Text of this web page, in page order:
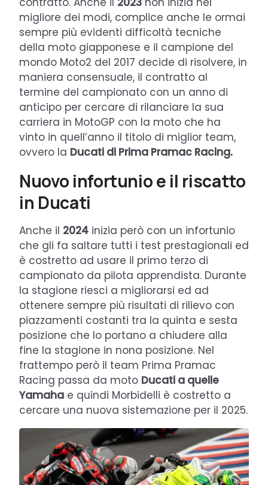
migliore dei modi, complice anche le ormai
sempre più evidenti difficoltà tecniche
della moto giapponese e il campione del
mondo Moto2 del 2017 decide di risolvere, in
maniera consensuale, il contratto al
termine del campionato con un anno di
anticipo per cercare di rilanciare la sua
carriera in MotoGP con la moto che ha
vinto in quell’anno il titolo di miglior team,
ovvero la Ducati di Prima Pramac Racing.
Nuovo infortunio e il riscatto
in Ducati
Anche il 2024 inizia però con un infortunio
che gli fa saltare tutti i test prestagionali ed
è costretto ad usare il primo terzo di
campionato da pilota apprendista. Durante
la stagione riesci a migliorarsi ed ad
ottenere sempre più risultati di rilievo con
piazzamenti costanti tra la quinta e sesta
posizione che lo portano a chiudere alla
fine la stagione in nona posizione. Nel
frattempo però il team Prima Pramac
Racing passa da moto Ducati a quelle
Yamaha e quindi Morbidelli è costretto a
cercare una nuova sistemazione per il 2025.